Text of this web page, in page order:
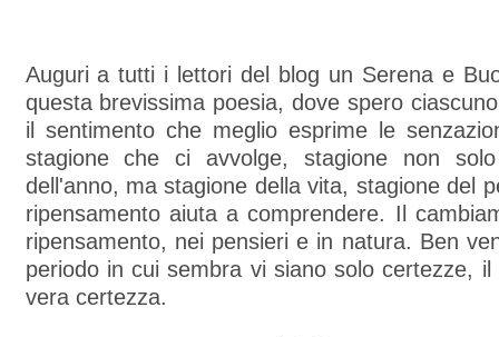
Auguri a tutti i lettori del blog un Serena e
questa brevissima poesia, dove spero
il sentimento che meglio esprime le
stagione che ci avvolge, stagione non
dell'anno, ma stagione della vita, stagione del
ripensamento aiuta a comprendere. Il
ripensamento, nei pensieri e in natura. Ben
periodo in cui sembra vi siano solo certezze, il
vera certezza.